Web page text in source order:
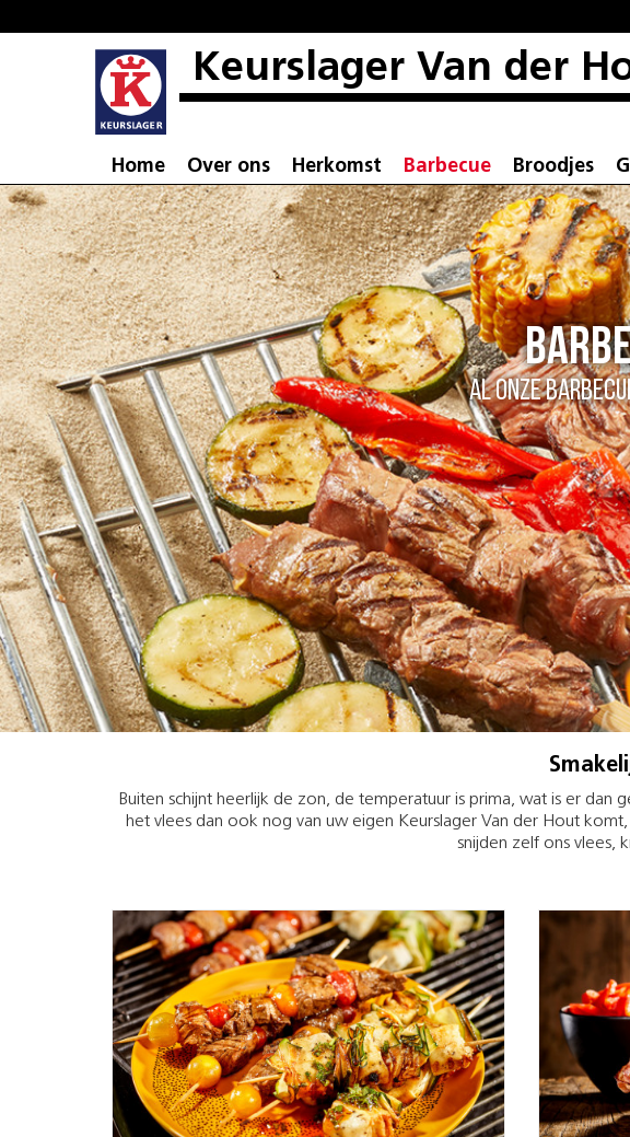
Keurslager Van der
Home Over ons Herkomst Barbecue Broodjes
Al onze
Buiten schijnt heerlijk de zon, de temperatuur is prima, wat is er
het vlees dan ook nog van uw eigen Keurslager Van der Hout
snijden zelf ons vlees,